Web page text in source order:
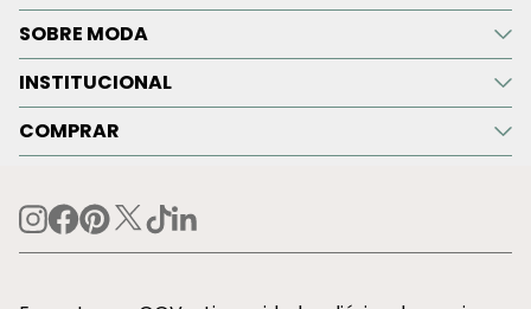
SOBRE MODA
INSTITUCIONAL
COMPRAR